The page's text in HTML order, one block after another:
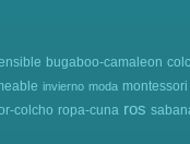
bugaboo-camaleon
invierno moda montessori
colcho ropa-cuna ros